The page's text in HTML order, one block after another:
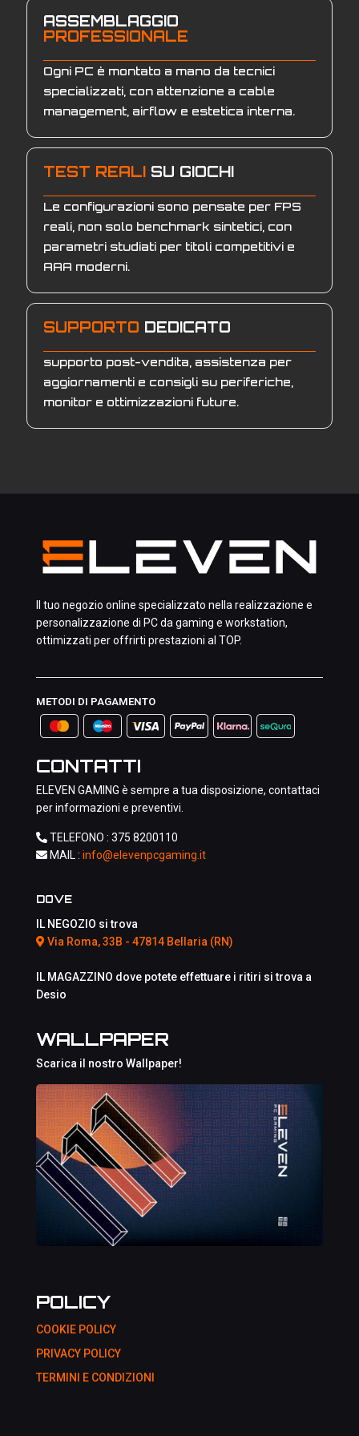
ASSEMBLAGGIO
PROFESSIONALE
Ogni PC è montato a mano da tecnici
specializzati, con attenzione a cable
management, airflow e estetica interna.
TEST REALI SU GIOCHI
Le configurazioni sono pensate per FPS
reali, non solo benchmark sintetici, con
parametri studiati per titoli competitivi e
AAA moderni.
SUPPORTO DEDICATO
supporto post-vendita, assistenza per
aggiornamenti e consigli su periferiche,
monitor e ottimizzazioni future.
Il tuo negozio online specializzato nella realizzazione e
personalizzazione di PC da gaming e workstation,
ottimizzati per offrirti prestazioni al TOP.
METODI DI PAGAMENTO
CONTATTI
ELEVEN GAMING è sempre a tua disposizione, contattaci
per informazioni e preventivi.
TELEFONO : 375 8200110
MAIL : info@elevenpcgaming.it
DOVE
IL NEGOZIO si trova
Via Roma, 33B - 47814 Bellaria (RN)
IL MAGAZZINO dove potete effettuare i ritiri si trova a
Desio
WALLPAPER
Scarica il nostro Wallpaper!
POLICY
COOKIE POLICY
PRIVACY POLICY
TERMINI E CONDIZIONI